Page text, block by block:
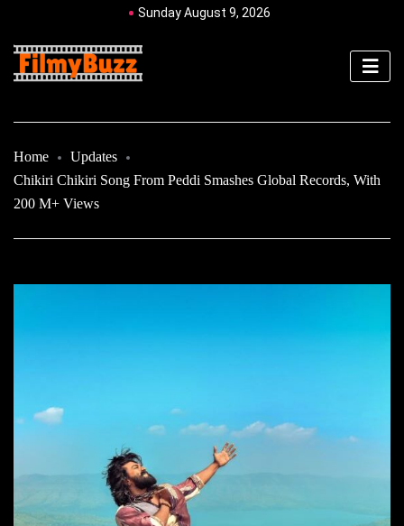
Sunday August 9, 2026
Home
Updates
Chikiri Chikiri Song From Peddi Smashes Global Records, With
200 M+ Views